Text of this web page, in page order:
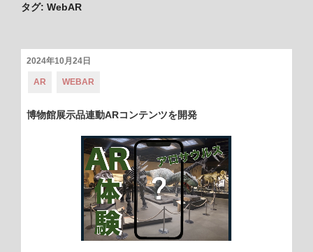
タグ: WebAR
投
日:
2024年10月24日
テ
リ
AR
グ:
WEBAR
博物館展示品連動ARコンテンツを開発